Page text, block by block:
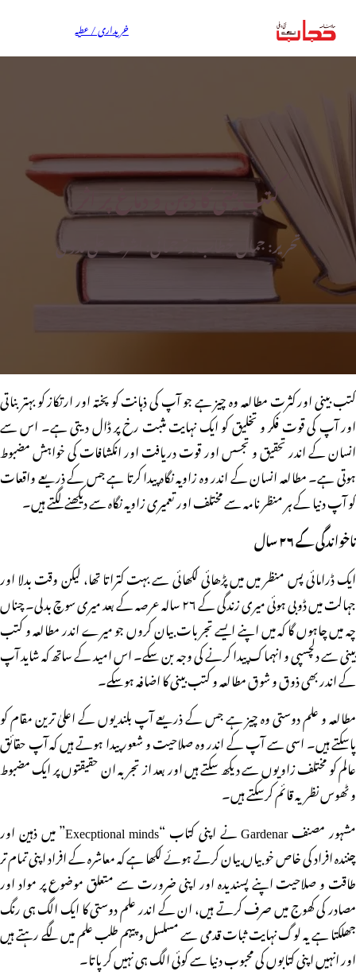
خریداری / عطیہ
کتب بینی کا ذہن و دماغ پر اثر
تحریر: جمال خطاب، ترجمانی: اشرف علی ندوی
کتب بینی اور کثرت مطالعہ وہ چیز ہے جو آپ کی ذہانت کو پختہ اور ارتکاز کو بہتر بناتی
اور آپ کی قوت فکر و تخلیق کو ایک نہایت مثبت رخ پر ڈال دیتی ہے۔ اس سے
انسان کے اندر تحقیق و تجسس اور قوت دریافت اور انکشافات کی خواہش مضبوط
ہوتی ہے۔ مطالعہ انسان کے اندر وہ زاویہ نگاہ پیدا کرتا ہے جس کے ذریعے واقعات
کو آپ دنیا کے ہر منظر نامہ سے مختلف اور تعمیری زاویہ نگاہ سے دیکھنے لگتے ہیں۔
ناخواندگی کے ۲۶ سال
ایک ڈرامائی پس منظر میں میں پڑھائی لکھائی سے بہت کتراتا تھا، لیکن وقت بدلا اور
جہالت میں ڈوبی ہوئی میری زندگی کے ۲۶ سالہ عرصہ کے بعد میری سوچ بدلی۔ چناں
چہ میں چاہوں گا کہ میں اپنے ایسے تجربات بیان کروں جو میرے اندر مطالعہ و کتب
بینی سے دلچسپی و انہماک پیدا کرنے کی وجہ بن سکے۔ اس امید کے ساتھ کہ شاید آپ
کے اندر بھی ذوق و شوق مطالعہ و کتب بینی کا اضافہ ہوسکے۔
مطالعہ و علم دوستی وہ چیز ہے جس کے ذریعے آپ بلندیوں کے اعلیٰ ترین مقام کو
پاسکتے ہیں۔ اسی سے آپ کے اندر وہ صلاحیت و شعور پیدا ہوتے ہیں کہ آپ حقائق
عالم کو مختلف زاویوں سے دیکھ سکتے ہیں اور بعد از تجربہ ان حقیقتوں پر ایک مضبوط
و ٹھوس نظریہ قائم کرسکتے ہیں۔
مشہور مصنف Gardenar نے اپنی کتاب “Execptional minds” میں ذہین اور
چنندہ افراد کی خاص خوبیاں بیان کرتے ہوئے لکھا ہے کہ معاشرہ کے افراد اپنی تمام تر
طاقت و صلاحیت اپنے پسندیدہ اور اپنی ضرورت سے متعلق موضوع پر مواد اور
مصادر کی کھوج میں صرف کرتے ہیں، ان کے اندر علم دوستی کا ایک الگ ہی رنگ
جھلکتا ہے یہ لوگ نہایت ثبات قدمی سے مسلسل و پیہم طلب علم میں لگے رہتے ہیں
اور انہیں اپنی کتابوں کی محبوب دنیا سے کوئی الگ ہی نہیں کر پاتا۔